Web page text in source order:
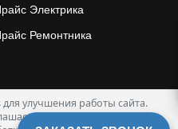
Электрика
Ремонтника
зарегистрированы
улучшения работы сайта.
сПолитикой